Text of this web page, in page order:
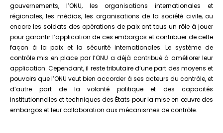
gouvernements, l’ONU, les organisations internationales et
régionales, les médias, les organisations de la société civile, ou
encore les soldats des opérations de paix ont tous un rôle à jouer
pour garantir l’application de ces embargos et contribuer de cette
façon à la paix et la sécurité internationales. Le système de
contrôle mis en place par l’ONU a déjà contribué à améliorer leur
application. Cependant, il reste tributaire d’une part des moyens et
pouvoirs que l’ONU veut bien accorder à ses acteurs du contrôle, et
d’autre part de la volonté politique et des capacités
institutionnelles et techniques des États pour la mise en œuvre des
embargos et leur collaboration aux mécanismes de contrôle.